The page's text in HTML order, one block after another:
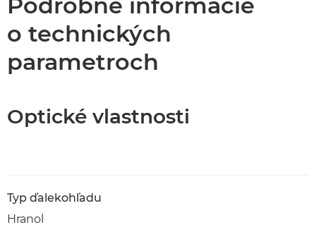
o technických
parametroch
Optické vlastnosti
Typ ďalekohľadu
Hranol